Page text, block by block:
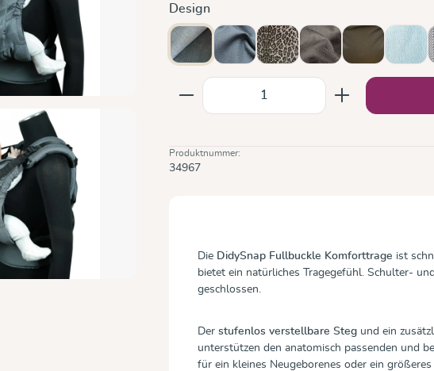
Designauswählen
Doubleface Anthrazit
Graphit Leo Mocca Olive
Produkt Anzahl: Gib den
Produktnummer:
34967
Die DidySnap Fullbuckle Komforttrage ist
bietet ein natürliches Tragegefühl. Schulter-
geschlossen.
Der stufenlos verstellbare Steg und ein
unterstützen den anatomisch passenden und
für ein kleines Neugeborenes oder ein